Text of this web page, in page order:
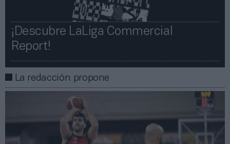
¡Descubre LaLiga Commercial
Report!​​
La redacción propone